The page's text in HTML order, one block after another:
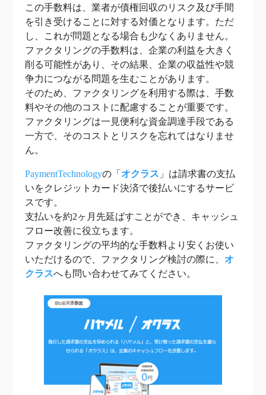
この手数料は、業者が債権回収のリスク及び手間
を引き受けることに対する対価となります。ただ
し、これが問題となる場合も少なくありません。
ファクタリングの手数料は、企業の利益を大きく
削る可能性があり、その結果、企業の収益性や競
争力につながる問題を生むことがあります。
そのため、ファクタリングを利用する際は、手数
料やその他のコストに配慮することが重要です。
ファクタリングは一見便利な資金調達手段である
一方で、そのコストとリスクを忘れてはなりませ
ん。
PaymentTechnologyの「 オクラス 」は請求書の支払
いをクレジットカード決済で後払いにするサービ
スです。
支払いを約2ヶ月先延ばすことができ、キャッシュ
フロー改善に役立ちます。
ファクタリングの平均的な手数料より安くお使い
いただけるので、ファクタリング検討の際に、 オ
クラスへも問い合わせてみてください。